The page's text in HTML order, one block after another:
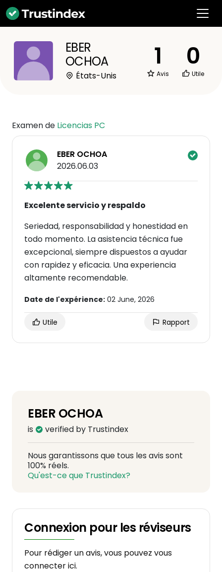
EBER
OCHOA
États-Unis
1
Avis
0
Utile
Examen de Licencias PC
EBER OCHOA
2026.06.03
Excelente servicio y respaldo
Seriedad, responsabilidad y honestidad en
todo momento. La asistencia técnica fue
excepcional, siempre dispuestos a ayudar
con rapidez y eficacia. Una experiencia
altamente recomendable.
Date de l'expérience: 02 June, 2026
Utile Rapport
EBER OCHOA
is verified by Trustindex
Nous garantissons que tous les avis sont
100% réels.
Qu'est-ce que Trustindex?
Connexion pour les réviseurs
Pour rédiger un avis, vous pouvez vous
connecter ici.